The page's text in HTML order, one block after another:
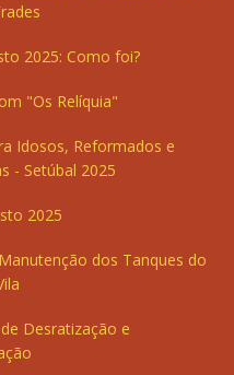
2025: Como foi?
"Os Relíquia"
Idosos, Reformados e
- Setúbal 2025
2025
dos Tanques do
Desratização e